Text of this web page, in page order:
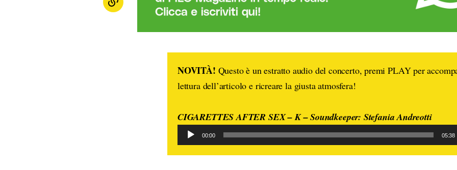
NOVITÀ! Questo è un estratto audio del concerto, premi PLAY per
lettura dell’articolo e ricreare la giusta atmosfera!
CIGARETTES AFTER SEX – K – Soundkeeper: Stefania Andreotti
d
00:00 05:38